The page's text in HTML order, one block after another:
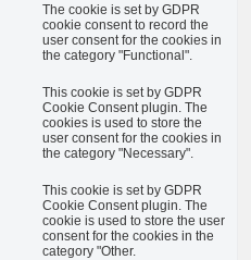
The cookie is set by GDPR
cookie consent to record the
user consent for the cookies in
the category "Functional".
This cookie is set by GDPR
Cookie Consent plugin. The
cookies is used to store the
user consent for the cookies in
the category "Necessary".
This cookie is set by GDPR
Cookie Consent plugin. The
cookie is used to store the user
consent for the cookies in the
category "Other.